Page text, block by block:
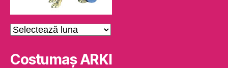
Arhive
Costumaş ARKI